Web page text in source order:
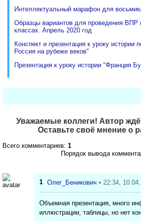
Интеллектуальный марафон для
Образцы вариантов для проведения ВПР
классах. Апрель 2020 год
Конспект и презентация к уроку истории
Россия на рубеже веков"
Презентация к уроку истории "Франция
Уважаемые коллеги! Автор
Оставьте своё мнение о
Всего комментариев: 1
Порядок вывода
1 Олег_Беникович • 22:34,
Объемная презентация, много
иллюстрации, таблицы, но нет